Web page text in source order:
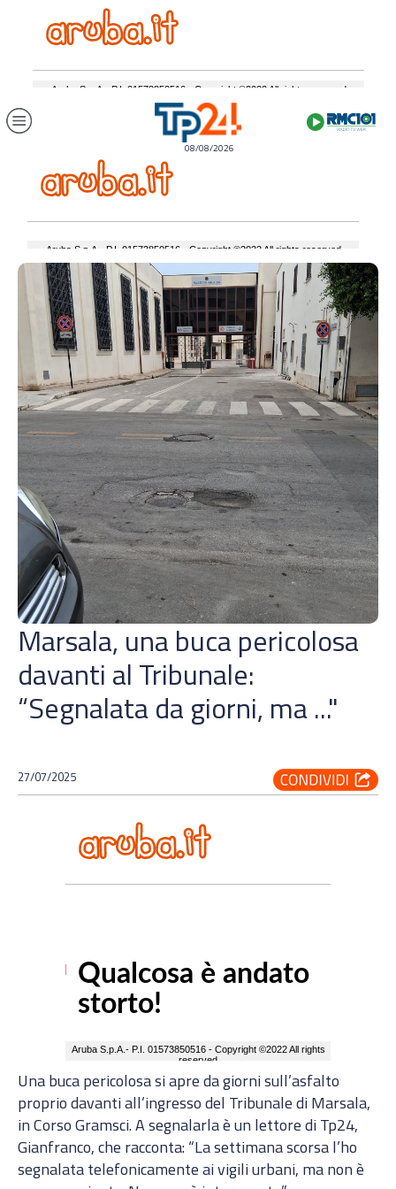
08/08/2026
Marsala, una buca pericolosa
davanti al Tribunale:
“Segnalata da giorni, ma ..."
27/07/2025
Una buca pericolosa si apre da giorni sull’asfalto
proprio davanti all’ingresso del Tribunale di Marsala,
in Corso Gramsci. A segnalarla è un lettore di Tp24,
Gianfranco, che racconta: “La settimana scorsa l’ho
segnalata telefonicamente ai vigili urbani, ma non è